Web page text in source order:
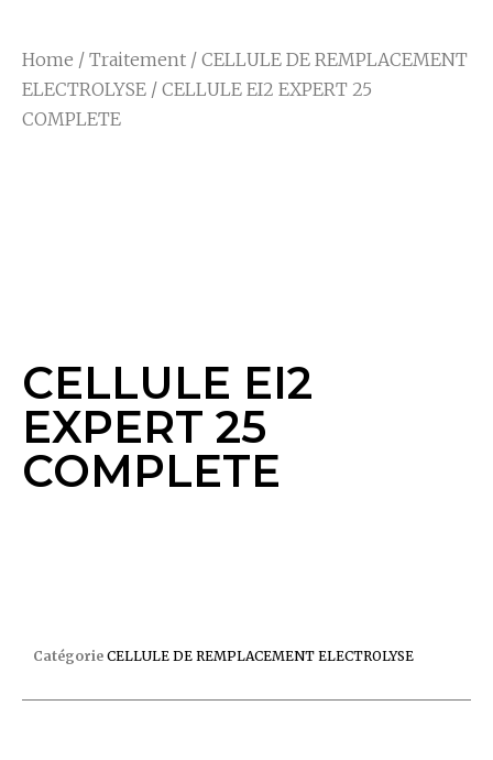
Home / Traitement / CELLULE DE REMPLACEMENT
ELECTROLYSE / CELLULE EI2 EXPERT 25
COMPLETE
CELLULE EI2
EXPERT 25
COMPLETE
Catégorie CELLULE DE REMPLACEMENT ELECTROLYSE